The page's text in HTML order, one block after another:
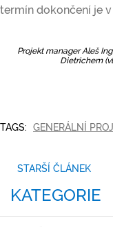
termín dokončení je
Projekt manager Aleš
Dietrichem
TAGS: GENERÁLNÍ
STARŠÍ ČLÁNEK
KATEGORIE